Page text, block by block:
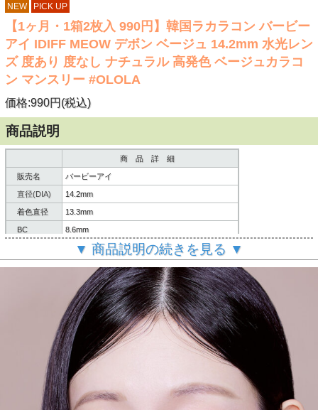
NEW PICK UP
【1ヶ月・1箱2枚入 990円】韓国ラカラコン バービー
アイ IDIFF MEOW デボン ベージュ 14.2mm 水光レン
ズ 度あり 度なし ナチュラル 高発色 ベージュカラコ
ン マンスリー #OLOLA
価格:990円(税込)
商品説明
商 品 詳 細
販売名 バービーアイ
直径(DIA) 14.2mm
着色直径 13.3mm
BC 8.6mm
38%
HEMA素材
1ヶ月用
韓国
個人輸入扱いとなります。 (必読)
御注意下さい
■使用に際しては、使用説明書をよくお読みください。
■連続してご使用の際は４時間おきに一度コンタクレンズを
外し目を休ませていただく事を推奨します。
【瓶の開封と使用説明書について】
▼ 商品説明の続きを見る ▼